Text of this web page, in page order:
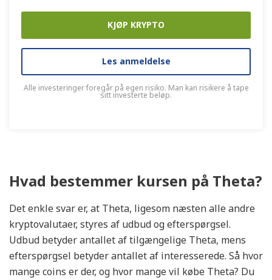
KJØP KRYPTO
Les anmeldelse
Alle investeringer foregår på egen risiko. Man kan risikere å tape
sitt investerte beløp.
Hvad bestemmer kursen på Theta?
Det enkle svar er, at Theta, ligesom næsten alle andre
kryptovalutaer, styres af udbud og efterspørgsel.
Udbud betyder antallet af tilgængelige Theta, mens
efterspørgsel betyder antallet af interesserede. Så hvor
mange coins er der, og hvor mange vil købe Theta? Du